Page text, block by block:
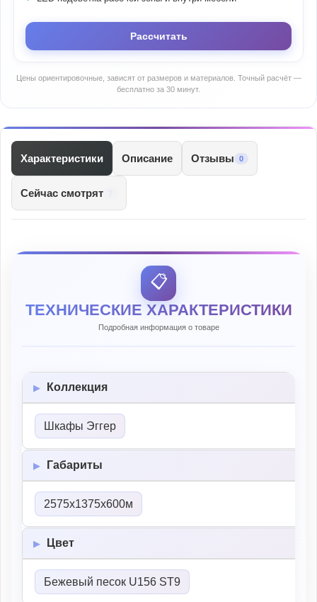
Рассчитать
Цены ориентировочные, зависят от размеров и материалов. Точный расчёт —
бесплатно за 30 минут.
Характеристики Описание Отзывы 0
Сейчас смотрят
📋
ТЕХНИЧЕСКИЕ ХАРАКТЕРИСТИКИ
Подробная информация о товаре
Коллекция
Шкафы Эггер
Габариты
2575х1375х600м
Цвет
Бежевый песок U156 ST9